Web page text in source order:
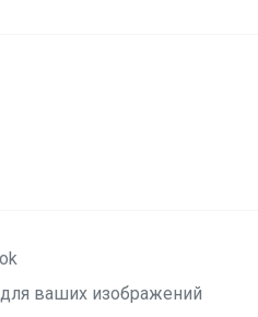
ваших изображений